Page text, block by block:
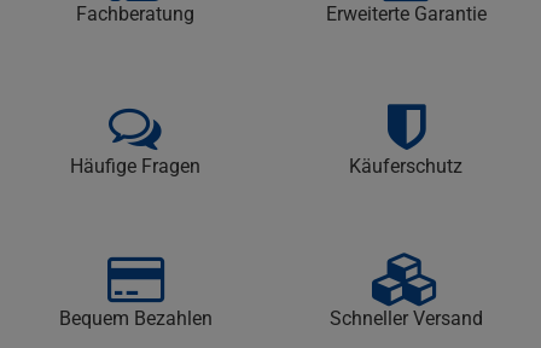
Fachberatung Erweiterte Garantie
Häufige Fragen Käuferschutz
Bequem Bezahlen Schneller Versand